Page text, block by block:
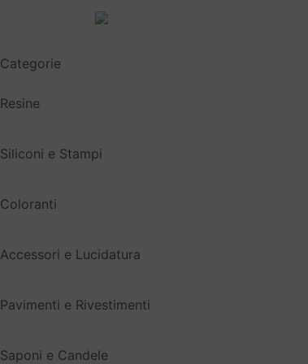
Categorie
Resine
Siliconi e Stampi
Coloranti
Accessori e Lucidatura
Pavimenti e Rivestimenti
Saponi e Candele